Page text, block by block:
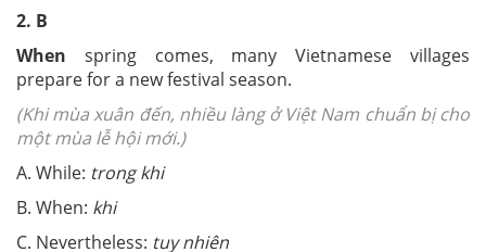
2. B
When spring comes, many Vietnamese villages
prepare for a new festival season.
(Khi mùa xuân đến, nhiều làng ở Việt Nam chuẩn bị cho
một mùa lễ hội mới.)
A. While: trong khi
B. When: khi
C. Nevertheless: tuy nhiên